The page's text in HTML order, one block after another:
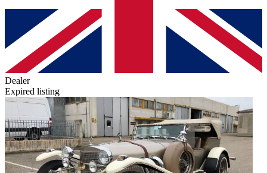
Dealer
Expired listing